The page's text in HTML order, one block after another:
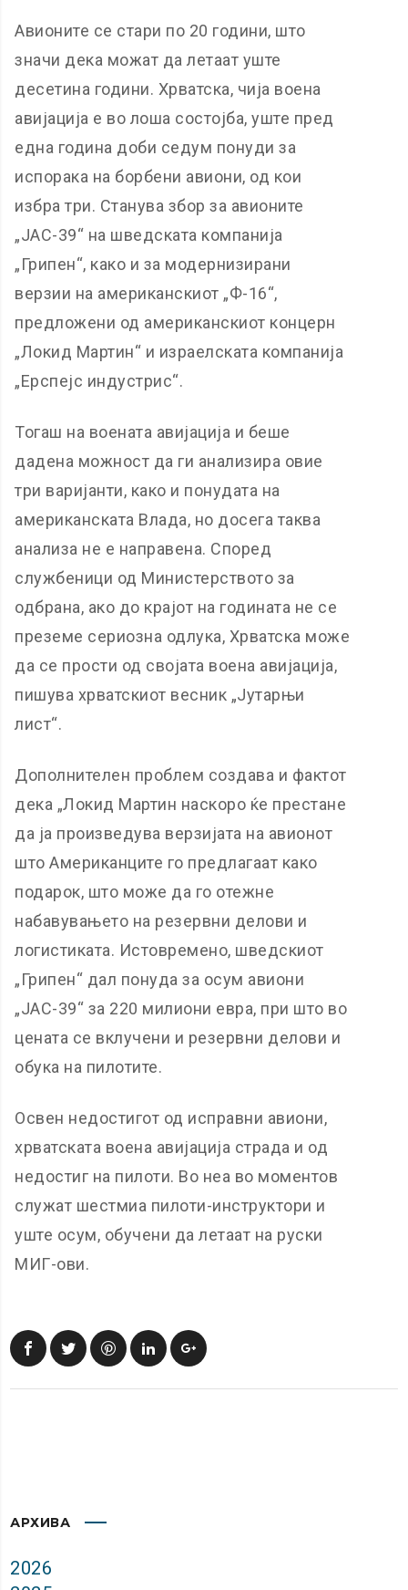
Авионите се стари по 20 години, што
значи дека можат да летаат уште
десетина години. Хрватска, чија воена
авијација е во лоша состојба, уште пред
една година доби седум понуди за
испорака на борбени авиони, од кои
избра три. Станува збор за авионите
„ЈАС-39“ на шведската компанија
„Грипен“, како и за модернизирани
верзии на американскиот „Ф-16“,
предложени од американскиот концерн
„Локид Мартин“ и израелската компанија
„Ерспејс индустрис“.
Тогаш на воената авијација и беше
дадена можност да ги анализира овие
три варијанти, како и понудата на
американската Влада, но досега таква
анализа не е направена. Според
службеници од Министерството за
одбрана, ако до крајот на годината не се
преземе сериозна одлука, Хрватска може
да се прости од својата воена авијација,
пишува хрватскиот весник „Јутарњи
лист“.
Дополнителен проблем создава и фактот
дека „Локид Мартин наскоро ќе престане
да ја произведува верзијата на авионот
што Американците го предлагаат како
подарок, што може да го отежне
набавувањето на резервни делови и
логистиката. Истовремено, шведскиот
„Грипен“ дал понуда за осум авиони
„ЈАС-39“ за 220 милиони евра, при што во
цената се вклучени и резервни делови и
обука на пилотите.
Освен недостигот од исправни авиони,
хрватската воена авијација страда и од
недостиг на пилоти. Во неа во моментов
служат шестмиа пилоти-инструктори и
уште осум, обучени да летаат на руски
МИГ-ови.
АРХИВА
2026